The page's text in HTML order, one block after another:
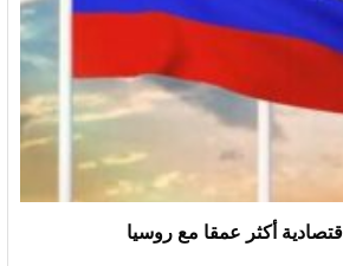
أكثر عمقا مع روسيا